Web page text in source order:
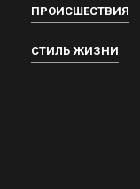
ПРОИСШЕСТВИЯ
СТИЛЬ ЖИЗНИ